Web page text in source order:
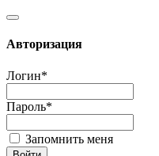
Авторизация
Логин*
Пароль*
Запомнить меня